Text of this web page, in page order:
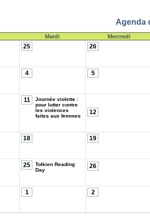
Agenda
Mardi Mercredi
25 26
4 5
11
Journée violette :
pour lutter contre
les violences
faites aux femmes
12
18 19
25
Tolkien Reading
Day
26
1 2